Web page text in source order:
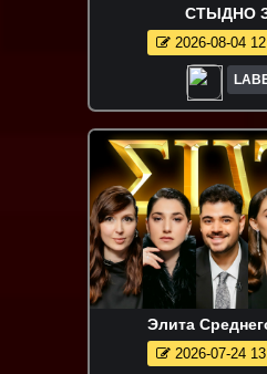
СТЫДНО
2026-08-04
Элита
2026-07-24